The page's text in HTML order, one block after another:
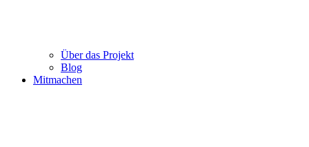
Über das Projekt
Blog
Mitmachen